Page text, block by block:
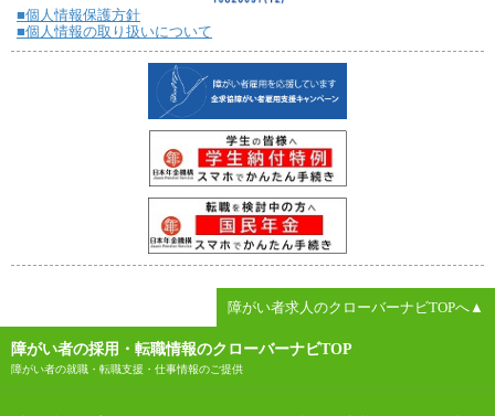
■個人情報保護方針
■個人情報の取り扱いについて
障がい者求人のクローバーナビTOPへ▲
障がい者の採用・転職情報のクローバーナビTOP
障がい者の就職・転職支援・仕事情報のご提供